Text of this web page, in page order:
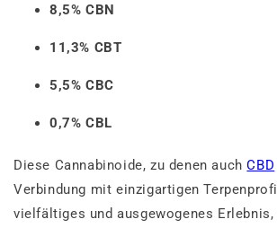
8,5% CBN
11,3% CBT
5,5% CBC
0,7% CBL
Diese Cannabinoide, zu denen auchCBD
Verbindung mit einzigartigen
vielfältiges und ausgewogenes Erlebnis,